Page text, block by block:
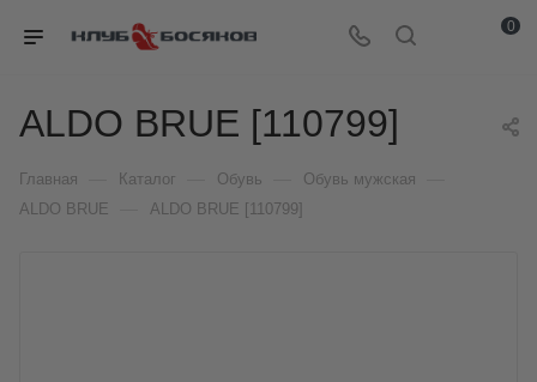
0
ALDO BRUE [110799]
Главная Каталог Обувь Обувь мужская
ALDO BRUE ALDO BRUE [110799]